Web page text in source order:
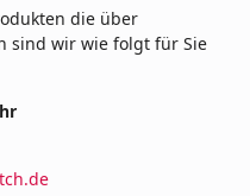
die über
sind wir wie folgt für Sie